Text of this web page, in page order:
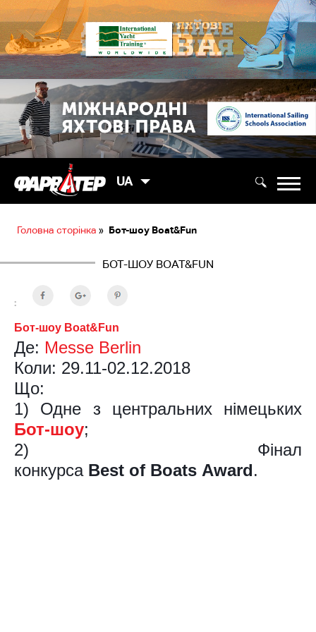
UA
Головна сторінка » Бот-шоу Boat&Fun
БОТ-ШОУ BOAT&FUN
:
Бот-шоу Boat&Fun
Де: Messe Berlin
Коли: 29.11-02.12.2018
Що:
1) Одне з центральних німецьких
Бот-шоу;
2) Фінал
конкурса Best of Boats Award.